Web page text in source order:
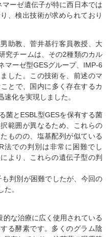
ーゼ遺伝子が特に西日本では
、検出技術が求められており
助教、菅井基行客員教授、大
究チームは、その2種類のカル
マーゼ型GESグループ、IMP-6
した。この技術を、前述のマ
とで、国内に多く存在するカ
化を実現しました。
菌とESBL型GESを保有する菌
範囲が異なるため、これらの
ものの、塩基配列が似ている
法での判別は非常に困難でし
より、これらの遺伝子型の判
判別が困難でしたが、今回の
。
な治療に広く使用されている
る酵素です。多くのグラム陰